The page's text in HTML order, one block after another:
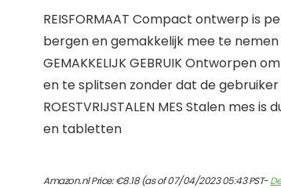
REISFORMAAT Compact ontwerp is
bergen en gemakkelijk mee te nemen
GEMAKKELIJK GEBRUIK Ontworpen
en te splitsen zonder dat de
ROESTVRIJSTALEN MES Stalen mes
en tabletten
Amazon.nl Price:€8.18(as of 07/04/2023 05:43 PST-